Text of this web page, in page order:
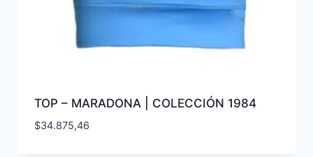
TOP – MARADONA | COLECCIÓN 1984
$34.875,46